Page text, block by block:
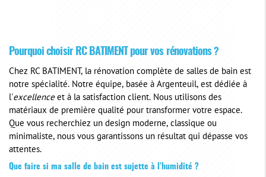
Pourquoi choisir RC BATIMENT pour vos rénovations ?
Chez RC BATIMENT, la rénovation complète de salles de bain est
notre spécialité. Notre équipe, basée à Argenteuil, est dédiée à
l'excellenceet à la satisfaction client. Nous utilisons des
matériaux de première qualité pour transformer votre espace.
Que vous recherchiez un design moderne, classique ou
minimaliste, nous vous garantissons un résultat qui dépasse vos
attentes.
Que faire si ma salle de bain est sujette à l'humidité ?